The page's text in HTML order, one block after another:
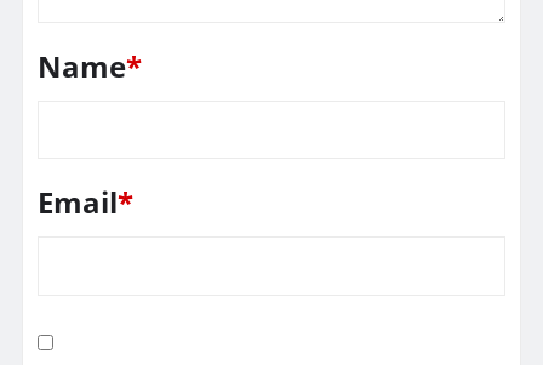
Name*
Email*